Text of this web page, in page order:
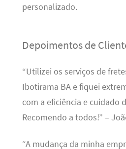
personalizado.
Depoimentos de
“Utilizei os serviços de
Ibotirama BA e fiquei
com a eficiência e cuidado
Recomendo a todos!” –
“A mudança da minha